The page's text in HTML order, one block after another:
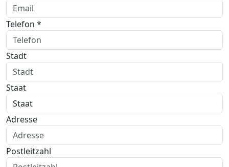
Telefon *
Stadt
Staat
Adresse
Postleitzahl